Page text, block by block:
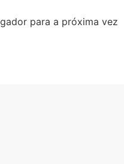
para a próxima vez